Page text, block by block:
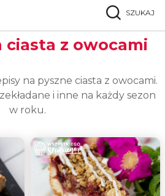
SZUKAJ
Ciasta z owocami
ciasta z owocami
na pyszne ciasta z owocami.
i inne na każdy sezon
w roku.